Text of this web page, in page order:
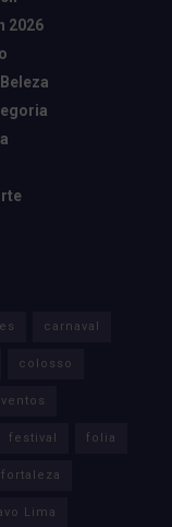
2026
carnaval
colosso
festival folia
fortaleza
Lima